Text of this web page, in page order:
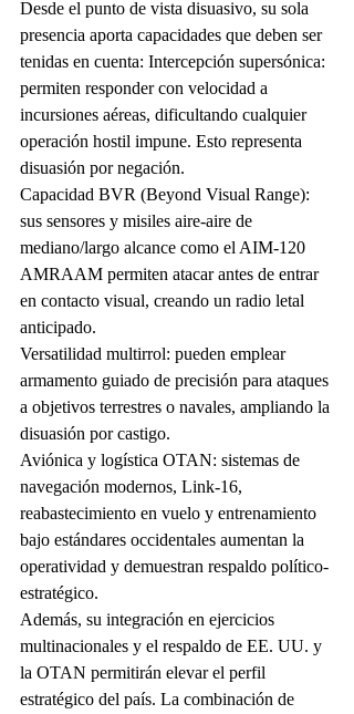
Desde el punto de vista disuasivo, su sola
presencia aporta capacidades que deben ser
tenidas en cuenta: Intercepción supersónica:
permiten responder con velocidad a
incursiones aéreas, dificultando cualquier
operación hostil impune. Esto representa
disuasión por negación.
Capacidad BVR (Beyond Visual Range):
sus sensores y misiles aire-aire de
mediano/largo alcance como el AIM-120
AMRAAM permiten atacar antes de entrar
en contacto visual, creando un radio letal
anticipado.
Versatilidad multirrol: pueden emplear
armamento guiado de precisión para ataques
a objetivos terrestres o navales, ampliando la
disuasión por castigo.
Aviónica y logística OTAN: sistemas de
navegación modernos, Link-16,
reabastecimiento en vuelo y entrenamiento
bajo estándares occidentales aumentan la
operatividad y demuestran respaldo político-
estratégico.
Además, su integración en ejercicios
multinacionales y el respaldo de EE. UU. y
la OTAN permitirán elevar el perfil
estratégico del país. La combinación de